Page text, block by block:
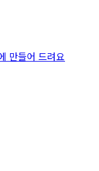
만들어 드려요